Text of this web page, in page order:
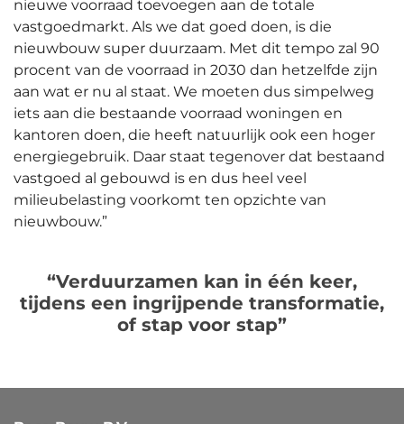
nieuwe voorraad toevoegen aan de totale
vastgoedmarkt. Als we dat goed doen, is die
nieuwbouw super duurzaam. Met dit tempo zal 90
procent van de voorraad in 2030 dan hetzelfde zijn
aan wat er nu al staat. We moeten dus simpelweg
iets aan die bestaande voorraad woningen en
kantoren doen, die heeft natuurlijk ook een hoger
energiegebruik. Daar staat tegenover dat bestaand
vastgoed al gebouwd is en dus heel veel
milieubelasting voorkomt ten opzichte van
nieuwbouw.”
“Verduurzamen kan in één keer,
tijdens een ingrijpende transformatie,
of stap voor stap”